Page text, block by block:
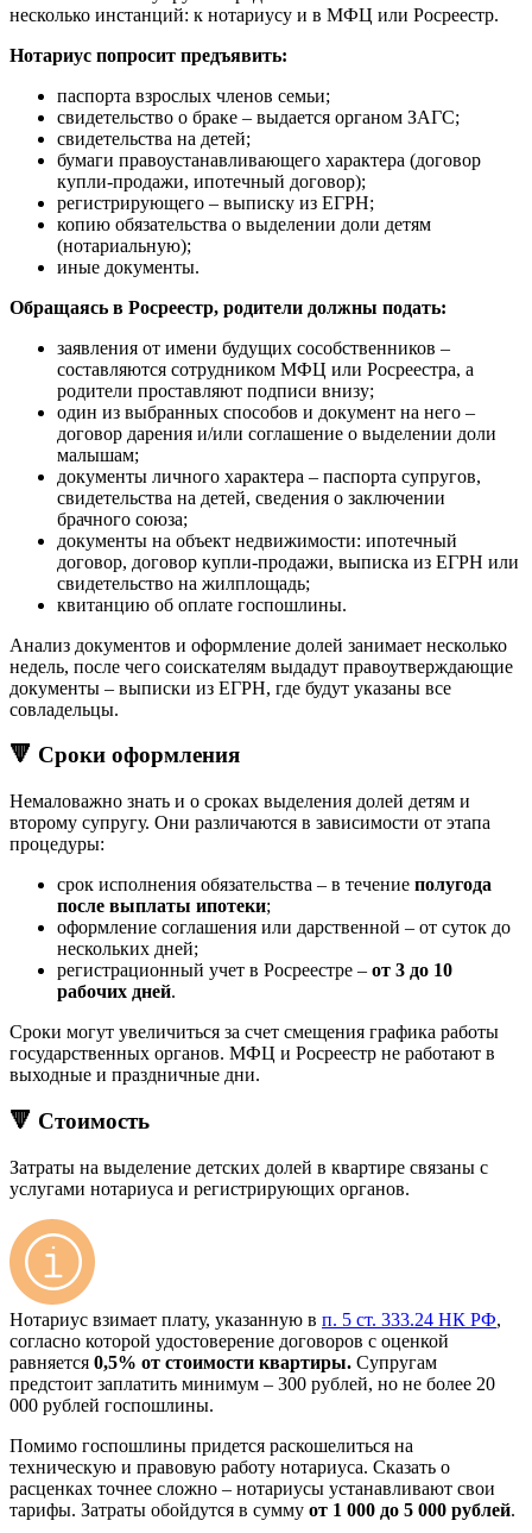
несколько инстанций: к нотариусу и в МФЦ или Росреестр.
Нотариус попросит предъявить:
паспорта взрослых членов семьи;
свидетельство о браке – выдается органом ЗАГС;
свидетельства на детей;
бумаги правоустанавливающего характера (договор
купли-продажи, ипотечный договор);
регистрирующего – выписку из ЕГРН;
копию обязательства о выделении доли детям
(нотариальную);
иные документы.
Обращаясь в Росреестр, родители должны подать:
заявления от имени будущих сособственников –
составляются сотрудником МФЦ или Росреестра, а
родители проставляют подписи внизу;
один из выбранных способов и документ на него –
договор дарения и/или соглашение о выделении доли
малышам;
документы личного характера – паспорта супругов,
свидетельства на детей, сведения о заключении
брачного союза;
документы на объект недвижимости: ипотечный
договор, договор купли-продажи, выписка из ЕГРН или
свидетельство на жилплощадь;
квитанцию об оплате госпошлины.
Анализ документов и оформление долей занимает несколько
недель, после чего соискателям выдадут правоутверждающие
документы – выписки из ЕГРН, где будут указаны все
совладельцы.
🔻 Сроки оформления
Немаловажно знать и о сроках выделения долей детям и
второму супругу. Они различаются в зависимости от этапа
процедуры:
срок исполнения обязательства – в течение полугода
после выплаты ипотеки;
оформление соглашения или дарственной – от суток до
нескольких дней;
регистрационный учет в Росреестре – от 3 до 10
рабочих дней.
Сроки могут увеличиться за счет смещения графика работы
государственных органов. МФЦ и Росреестр не работают в
выходные и праздничные дни.
🔻 Стоимость
Затраты на выделение детских долей в квартире связаны с
услугами нотариуса и регистрирующих органов.
Нотариус взимает плату, указанную в п. 5 ст. 333.24 НК РФ,
согласно которой удостоверение договоров с оценкой
равняется 0,5% от стоимости квартиры. Супругам
предстоит заплатить минимум – 300 рублей, но не более 20
000 рублей госпошлины.
Помимо госпошлины придется раскошелиться на
техническую и правовую работу нотариуса. Сказать о
расценках точнее сложно – нотариусы устанавливают свои
тарифы. Затраты обойдутся в сумму от 1 000 до 5 000 рублей.